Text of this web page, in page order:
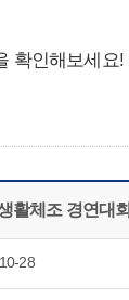
확인해보세요!
활체조 경연대회
28